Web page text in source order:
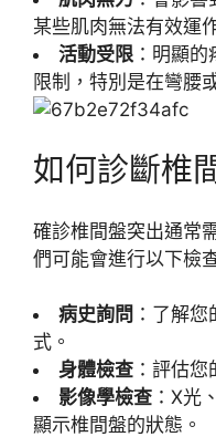
某些肌肉無法有效運
活動受限 ：明顯
限制，特別是在彎腰
如何診斷椎
確診椎間盤突出通常
們可能會進行以下檢
病史詢問 ：了解
式。
身體檢查 ：評估
影像學檢查 ：X光
顯示椎間盤的狀態。